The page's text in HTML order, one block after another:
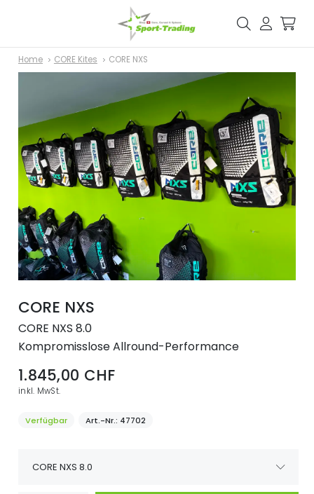
Home CORE Kites CORE NXS
CORE NXS
CORE NXS 8.0
Kompromisslose Allround-Performance
1.845,00 CHF
inkl. MwSt.
Art.-Nr. 47702
Verfügbar
CORE NXS 8.0